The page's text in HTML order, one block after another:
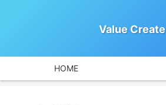
Value Create
HOME